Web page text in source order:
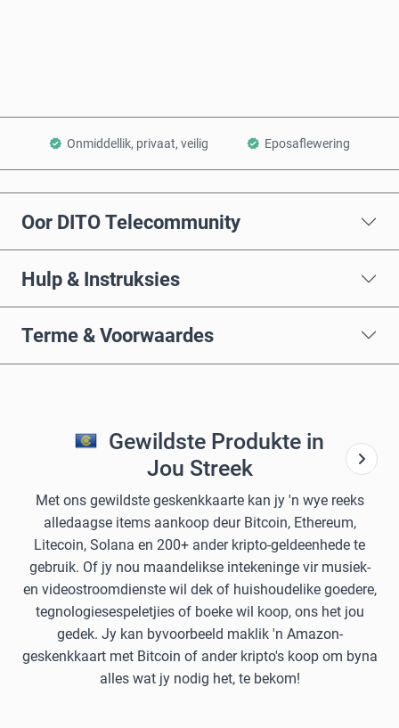
Onmiddellik, privaat, veilig Eposaflewering
Oor DITO Telecommunity
Hulp & Instruksies
Terme & Voorwaardes
Gewildste Produkte in
Jou Streek
Met ons gewildste geskenkkaarte kan jy 'n wye reeks
alledaagse items aankoop deur Bitcoin, Ethereum,
Litecoin, Solana en 200+ ander kripto-geldeenhede te
gebruik. Of jy nou maandelikse intekeninge vir musiek-
en videostroomdienste wil dek of huishoudelike goedere,
tegnologiesespeletjies of boeke wil koop, ons het jou
gedek. Jy kan byvoorbeeld maklik 'n Amazon-
geskenkkaart met Bitcoin of ander kripto's koop om byna
alles wat jy nodig het, te bekom!